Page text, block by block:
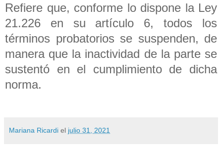
Refiere que, conforme lo dispone la Ley
21.226 en su artículo 6, todos los
términos probatorios se suspenden, de
manera que la inactividad de la parte se
sustentó en el cumplimiento de dicha
norma.
Mariana Ricardi el julio 31, 2021